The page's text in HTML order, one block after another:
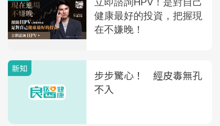
新知
步步驚心！ 經皮毒無孔
不入